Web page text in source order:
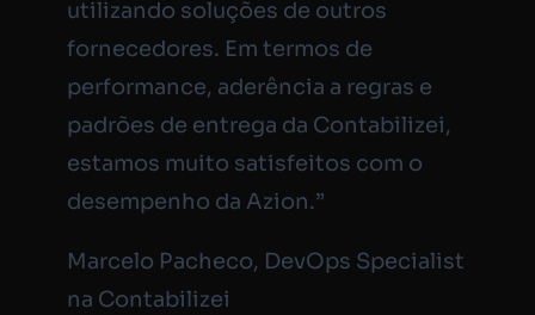
utilizando soluções de outros
fornecedores. Em termos de
performance, aderência a regras e
padrões de entrega da Contabilizei,
estamos muito satisfeitos com o
desempenho da Azion.”
Marcelo Pacheco, DevOps Specialist
na Contabilizei